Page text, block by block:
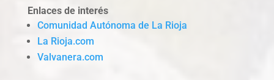
Enlaces de interés
Comunidad Autónoma de La Rioja
La Rioja.com
Valvanera.com